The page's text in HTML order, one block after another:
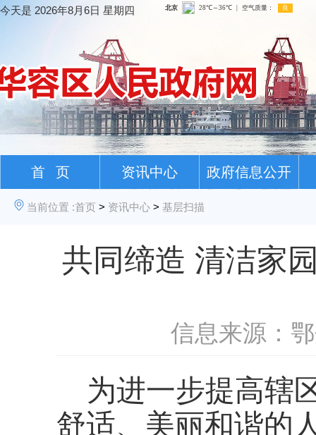
今天是 2026年8月6日 星期四
首 页 资讯中心 政府信息公开
当前位置 :首页 > 资讯中心 > 基层扫描
共同缔造 清洁家
信息来源：
为进一步提高辖
舒适、美丽和谐的